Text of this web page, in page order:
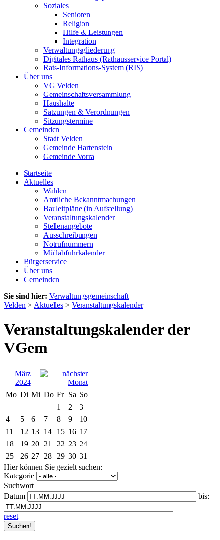
Soziales
Senioren
Religion
Hilfe & Leistungen
Integration
Verwaltungsgliederung
Digitales Rathaus (Rathausservice Portal)
Rats-Informations-System (RIS)
Über uns
VG Velden
Gemeinschaftsversammlung
Haushalte
Satzungen & Verordnungen
Sitzungstermine
Gemeinden
Stadt Velden
Gemeinde Hartenstein
Gemeinde Vorra
Startseite
Aktuelles
Wahlen
Amtliche Bekanntmachungen
Bauleitpläne (in Aufstellung)
Veranstaltungskalender
Stellenangebote
Ausschreibungen
Notrufnummern
Müllabfuhrkalender
Bürgerservice
Über uns
Gemeinden
Sie sind hier: Verwaltungsgemeinschaft
Velden > Aktuelles > Veranstaltungskalender
Veranstaltungskalender der
VGem
März
2024
Mo Di Mi Do Fr Sa So
1
2
3
4
5 6 7 8 9
10
11
12 13 14 15 16 17
18
19 20 21 22 23 24
25
26 27 28 29 30 31
Hier können Sie gezielt suchen:
Kategorie
Suchwort
Datum
bis:
reset